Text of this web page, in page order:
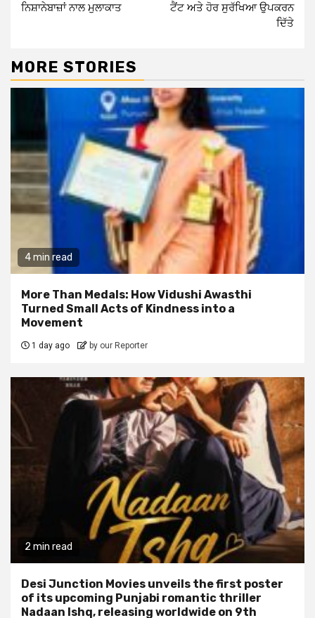
ਨਿਸ਼ਾਨੇਬਾਜ਼ਾਂ ਨਾਲ ਮੁਲਾਕਾਤ
ਟੈਂਟ ਅਤੇ ਹੋਰ ਸੁਰੱਖਿਆ ਉਪਕਰਨ
ਦਿੱਤੇ
MORE STORIES
4 min read
More Than Medals: How Vidushi Awasthi
Turned Small Acts of Kindness into a
Movement
1 day ago by our Reporter
2 min read
Desi Junction Movies unveils the first poster
of its upcoming Punjabi romantic thriller
Nadaan Ishq, releasing worldwide on 9th